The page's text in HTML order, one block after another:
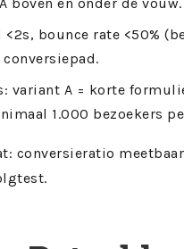
bounce rate <50%
variant A = korte
1.000 bezoekers
conversieratio